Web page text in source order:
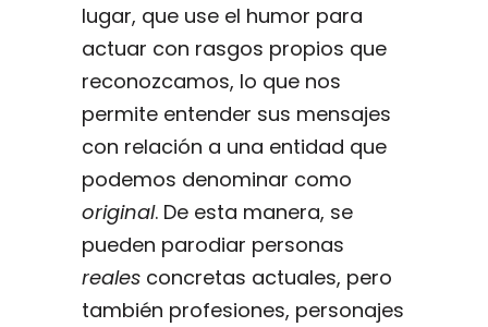
lugar, que use el humor para
actuar con rasgos propios que
reconozcamos, lo que nos
permite entender sus mensajes
con relación a una entidad que
podemos denominar como
original. De esta manera, se
pueden parodiar personas
reales concretas actuales, pero
también profesiones, personajes